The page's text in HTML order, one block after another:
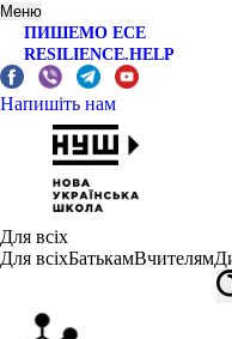
Меню
ПИШЕМО ЕСЕ
RESILIENCE.HELP
Напишіть нам
Для всіх
Для всіхБатькамВчителям